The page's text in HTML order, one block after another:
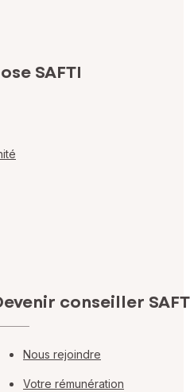
SAFTI
conseiller
Nous rejoindre
Votre rémunération